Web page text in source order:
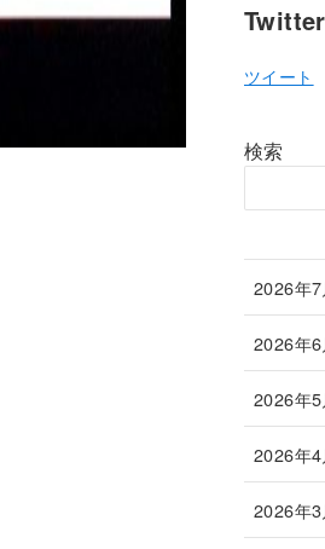
Twitter
ツイート
検索
2026年7
2026年6
2026年5
2026年4
2026年3